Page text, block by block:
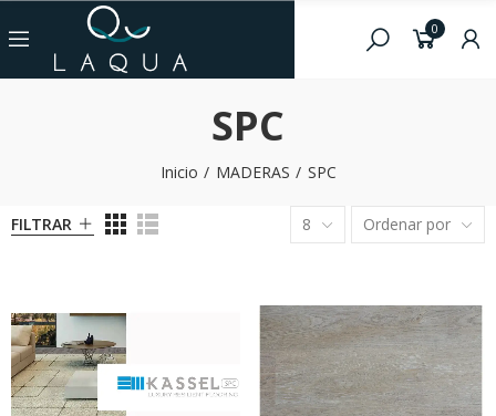
0
SPC
Inicio MADERAS SPC
FILTRAR 8 Ordenar por